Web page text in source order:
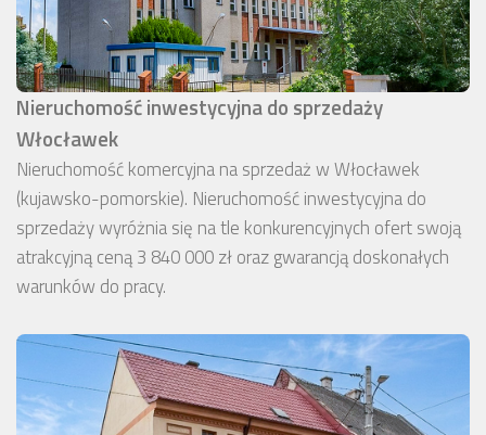
Nieruchomość inwestycyjna do sprzedaży
Włocławek
Nieruchomość komercyjna na sprzedaż w Włocławek
(kujawsko-pomorskie). Nieruchomość inwestycyjna do
sprzedaży wyróżnia się na tle konkurencyjnych ofert swoją
atrakcyjną ceną 3 840 000 zł oraz gwarancją doskonałych
warunków do pracy.